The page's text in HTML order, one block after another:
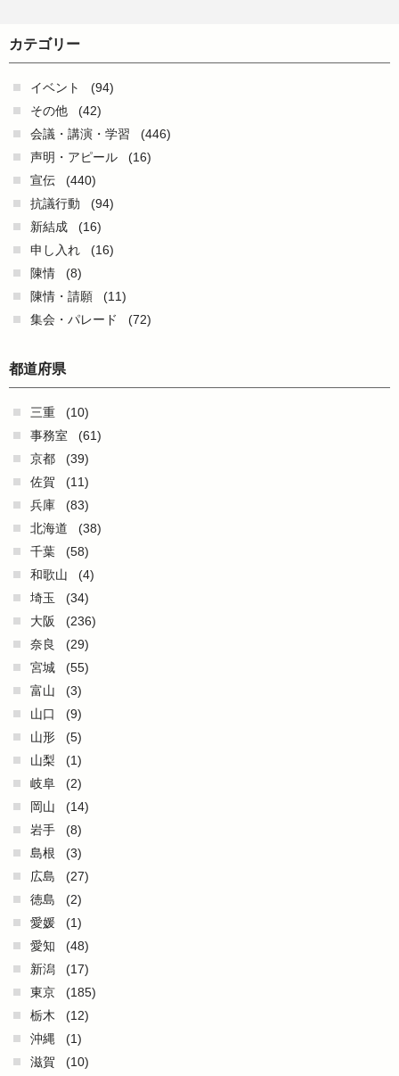
カテゴリー
イベント
(94)
その他
(42)
会議・講演・学習
(446)
声明・アピール
(16)
宣伝
(440)
抗議行動
(94)
新結成
(16)
申し入れ
(16)
陳情
(8)
陳情・請願
(11)
集会・パレード
(72)
都道府県
三重
(10)
事務室
(61)
京都
(39)
佐賀
(11)
兵庫
(83)
北海道
(38)
千葉
(58)
和歌山
(4)
埼玉
(34)
大阪
(236)
奈良
(29)
宮城
(55)
富山
(3)
山口
(9)
山形
(5)
山梨
(1)
岐阜
(2)
岡山
(14)
岩手
(8)
島根
(3)
広島
(27)
徳島
(2)
愛媛
(1)
愛知
(48)
新潟
(17)
東京
(185)
栃木
(12)
沖縄
(1)
滋賀
(10)